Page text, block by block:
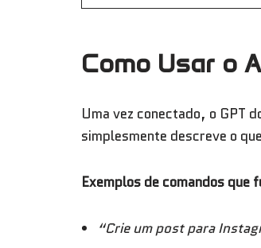
Como Usar o
Uma vez conectado, o GPT
simplesmente descreve o
Exemplos de comandos que
“Crie um post para